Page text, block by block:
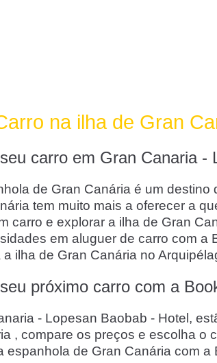
na ilha de Gran
carro em Gran Canaria -
de Gran Canária é um
tem muito mais a oferecer a
carro e explorar a ilha de Gran
em aluguer de carro com a
a ilha de Gran Canária no
próximo carro com a
- Lopesan Baobab - Hotel,
, compare os preços e escolha o
espanhola de Gran Canária com a